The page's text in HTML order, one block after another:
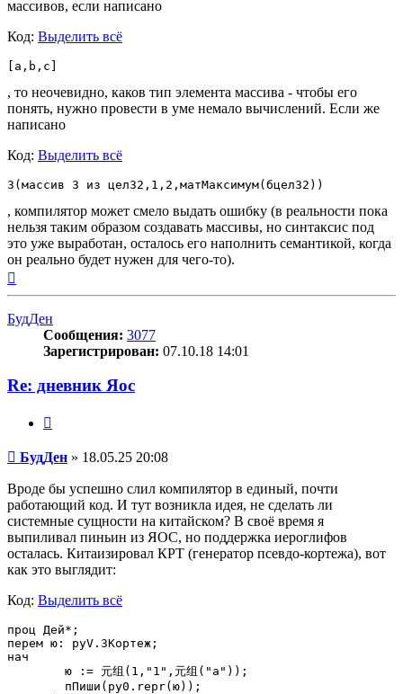
массивов, если написано
Код: Выделить всё
[a,b,c]
, то неочевидно, каков тип элемента массива - чтобы его
понять, нужно провести в уме немало вычислений. Если же
написано
Код: Выделить всё
З(массив 3 из цел32,1,2,матМаксимум(бцел32))
, компилятор может смело выдать ошибку (в реальности пока
нельзя таким образом создавать массивы, но синтаксис под
это уже выработан, осталось его наполнить семантикой, когда
он реально будет нужен для чего-то).
БудДен
Сообщения: 3077
Зарегистрирован: 07.10.18 14:01
Re: дневник Яос
Сообщение
БудДен » 18.05.25 20:08
Вроде бы успешно слил компилятор в единый, почти
работающий код. И тут возникла идея, не сделать ли
системные сущности на китайском? В своё время я
выпиливал пиньин из ЯОС, но поддержка иероглифов
осталась. Китаизировал КРТ (генератор псевдо-кортежа), вот
как это выглядит:
Код: Выделить всё
проц Дей*;
перем ю: pyV.ЗКортеж;
нач